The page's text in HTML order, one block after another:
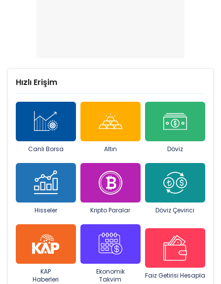
Hızlı Erişim
Canlı Borsa Altın Döviz
Hisseler Kripto Paralar Döviz Çevirici
KAP
Haberleri
Ekonomik
Takvim
Faiz Getirisi Hesapla